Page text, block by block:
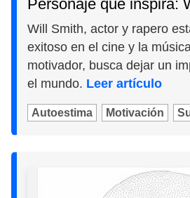
Personaje que inspira:
Will Smith, actor y rapero
exitoso en el cine y la
motivador, busca dejar un
el mundo. Leer artículo
Autoestima Motivación